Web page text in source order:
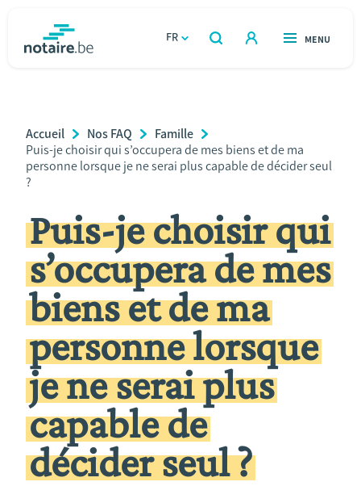
FR
OUVERT
RECHERCHER
OUVERT
MENU
Relations et vivre ensemble
Entreprendre
Le notaire
Calculateurs
Breadcrumb
Accueil Nos FAQ
Famille
Current
Page:
Puis-je choisir qui s’occupera de mes biens et de ma
personne lorsque je ne serai plus capable de décider seul
?
Puis-je choisir qui
s’occupera de mes
biens et de ma
personne lorsque
je ne serai plus
capable de
décider seul ?